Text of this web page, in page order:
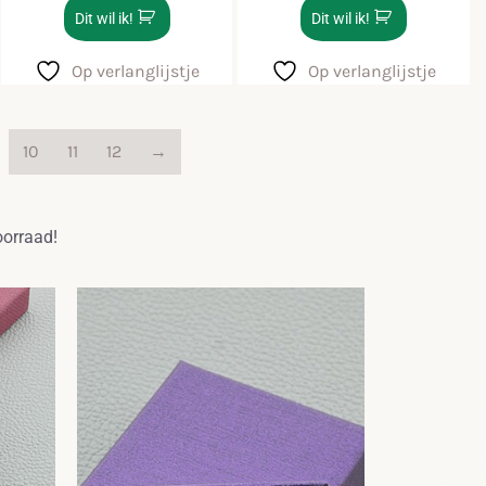
Dit wil ik!
Op verlanglijstje
Dit wil ik!
Op verlanglijstje
10 11 12 →